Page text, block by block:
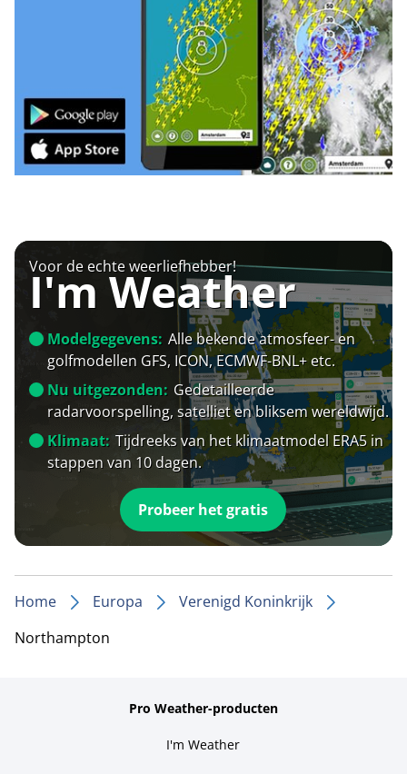
Voor de echte weerliefhebber!
I'm Weather
Modelgegevens: Alle bekende atmosfeer- en
golfmodellen GFS, ICON, ECMWF-BNL+ etc.
Nu uitgezonden: Gedetailleerde
radarvoorspelling, satelliet en bliksem wereldwijd.
Klimaat: Tijdreeks van het klimaatmodel ERA5 in
stappen van 10 dagen.
Probeer het gratis
Home Europa
Verenigd Koninkrijk
Northampton
Pro Weather-producten
I'm Weather